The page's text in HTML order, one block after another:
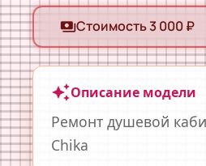
paymentsСтоимость 3 000 ₽
auto_awesomeОписание модели
Ремонт душевой
Chika